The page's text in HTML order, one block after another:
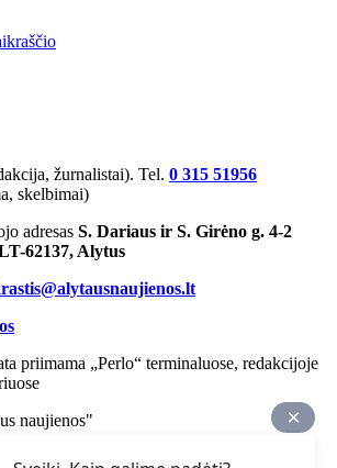
žurnalistai). Tel. 0 315 51956
skelbimai)
adresas S. Dariaus ir S. Girėno g. 4-2
62137, Alytus
priimama „Perlo“ terminaluose, redakcijoje
naujienos"